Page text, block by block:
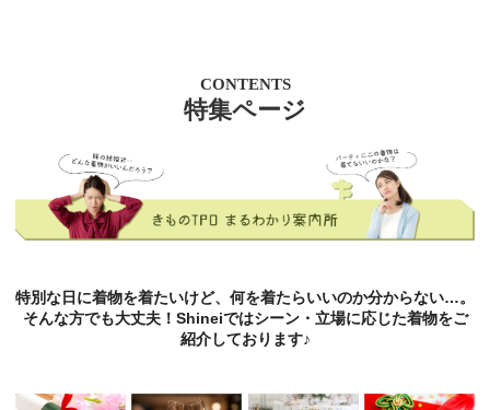
CONTENTS
特集ページ
特別な日に着物を着たいけど、何を着たらいいのか分からない…。
そんな方でも大丈夫！Shineiではシーン・立場に応じた着物をご
紹介しております♪